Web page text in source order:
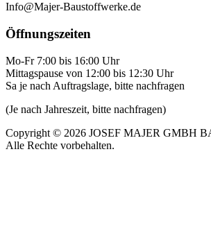
Info@Majer-Baustoffwerke.de
Öffnungszeiten
Mo-Fr 7:00 bis 16:00 Uhr
Mittagspause von 12:00 bis 12:30 Uhr
Sa je nach Auftragslage, bitte nachfragen
(Je nach Jahreszeit, bitte nachfragen)
Copyright © 2026 JOSEF MAJER GMBH
Alle Rechte vorbehalten.